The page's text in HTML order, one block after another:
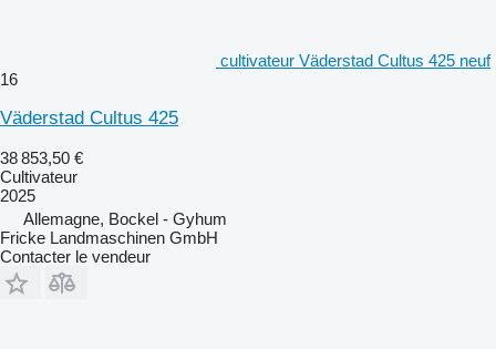
cultivateur Väderstad Cultus 425 neuf
16
Väderstad Cultus 425
38 853,50 €
Cultivateur
2025
Allemagne, Bockel - Gyhum
Fricke Landmaschinen GmbH
Contacter le vendeur